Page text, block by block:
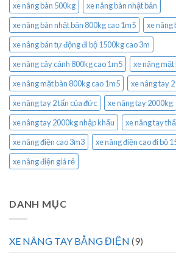
xe nâng bàn 500kg
xe nâng bàn nhật bản
xe nâng bàn nhật bản 800kg cao 1m5
xe nâng
xe nâng bán tự động đi bộ 1500kg cao 3m
xe nâng cây cảnh 800kg cao 1m5
xe nâng
xe nâng mặt bàn 800kg cao 1m5
xe nâng tay 2
xe nâng tay 2 tấn của đức
xe nâng tay 2000kg
xe nâng tay 2000kg nhập khẩu
xe nâng tay
xe nâng điện cao 3m3
xe nâng điện cao đi bộ
xe nâng điện giá rẻ
DANH MỤC
XE NÂNG TAY BẰNG ĐIỆN (9)